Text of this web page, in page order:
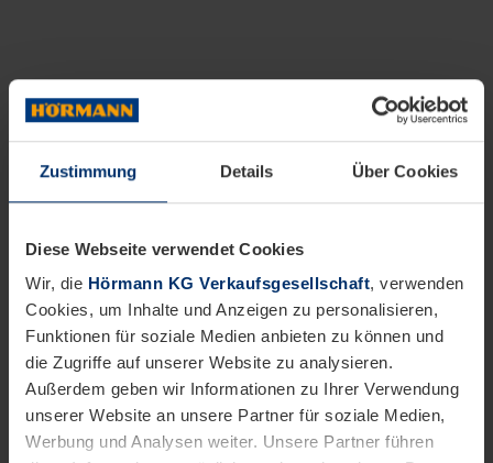
Zustimmung Details Über Cookies
Diese Webseite verwendet Cookies
Wir, die Hörmann KG Verkaufsgesellschaft, verwenden
Cookies, um Inhalte und Anzeigen zu personalisieren,
Funktionen für soziale Medien anbieten zu können und
die Zugriffe auf unserer Website zu analysieren.
Außerdem geben wir Informationen zu Ihrer Verwendung
unserer Website an unsere Partner für soziale Medien,
Werbung und Analysen weiter. Unsere Partner führen